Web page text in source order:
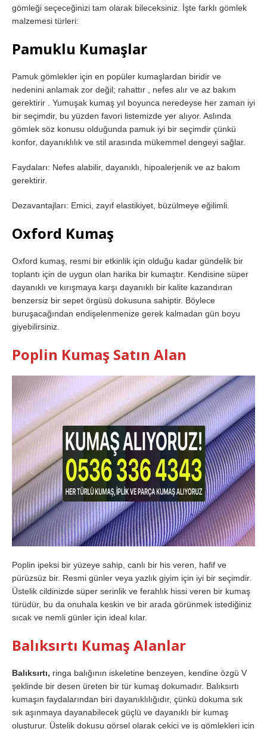
gömleği seçeceğinizi tam olarak bileceksiniz. İşte farklı gömlek
malzemesi türleri:
Pamuklu Kumaşlar
Pamuk gömlekler için en popüler kumaşlardan biridir ve
nedenini anlamak zor değil; rahattır , nefes alır ve az bakım
gerektirir . Yumuşak kumaş yıl boyunca neredeyse her zaman iyi
bir seçimdir, bu yüzden favori listemizde yer alıyor. Aslında
gömlek söz konusu olduğunda pamuk iyi bir seçimdir çünkü
konfor, dayanıklılık ve stil arasında mükemmel dengeyi sağlar.
Faydaları: Nefes alabilir, dayanıklı, hipoalerjenik ve az bakım
gerektirir.
Dezavantajları: Emici, zayıf elastikiyet, büzülmeye eğilimli.
Oxford Kumaş
Oxford kumaş, resmi bir etkinlik için olduğu kadar gündelik bir
toplantı için de uygun olan harika bir kumaştır. Kendisine süper
dayanıklı ve kırışmaya karşı dayanıklı bir kalite kazandıran
benzersiz bir sepet örgüsü dokusuna sahiptir. Böylece
buruşacağından endişelenmenize gerek kalmadan gün boyu
giyebilirsiniz.
Poplin Kumaş Satın Alan
Poplin ipeksi bir yüzeye sahip, canlı bir his veren, hafif ve
pürüzsüz bir. Resmi günler veya yazlık giyim için iyi bir seçimdir.
Üstelik cildinizde süper serinlik ve ferahlık hissi veren bir kumaş
türüdür, bu da onuhala keskin ve bir arada görünmek istediğiniz
sıcak ve nemli günler için ideal kılar.
Balıksırtı Kumaş Alanlar
Balıksırtı, ringa balığının iskeletine benzeyen, kendine özgü V
şeklinde bir desen üreten bir tür kumaş dokumadır. Balıksırtı
kumaşın faydalarından biri dayanıklılığıdır, çünkü dokuma sık
sık aşınmaya dayanabilecek güçlü ve dayanıklı bir kumaş
oluşturur. Üstelik dokusu görsel olarak çekici ve iş gömlekleri için